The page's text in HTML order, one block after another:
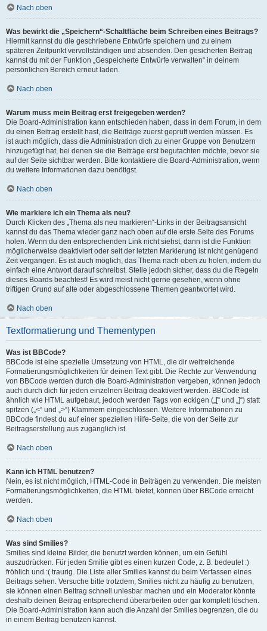
Nach oben
Was bewirkt die „Speichern“-Schaltfläche beim Schreiben eines Beitrags?
Hiermit kannst du die geschriebene Entwürfe speichern und zu einem
späteren Zeitpunkt vervollständigen und absenden. Den gesicherten Beitrag
kannst du mit der Funktion „Gespeicherte Entwürfe verwalten“ in deinem
persönlichen Bereich erneut laden.
Nach oben
Warum muss mein Beitrag erst freigegeben werden?
Die Board-Administration kann entschieden haben, dass in dem Forum, in dem
du einen Beitrag erstellt hast, die Beiträge zuerst geprüft werden müssen. Es
ist auch möglich, dass die Administration dich zu einer Gruppe von Benutzern
hinzugefügt hat, bei denen sie die Beiträge erst begutachten möchte, bevor sie
auf der Seite sichtbar werden. Bitte kontaktiere die Board-Administration, wenn
du weitere Informationen dazu benötigst.
Nach oben
Wie markiere ich ein Thema als neu?
Durch Klicken des „Thema als neu markieren“-Links in der Beitragsansicht
kannst du das Thema wieder ganz nach oben auf die erste Seite des Forums
holen. Wenn du den entsprechenden Link nicht siehst, dann ist die Funktion
möglicherweise deaktiviert oder seit der letzten Markierung ist nicht genügend
Zeit vergangen. Es ist auch möglich, das Thema nach oben zu holen, indem du
einfach eine Antwort darauf schreibst. Stelle jedoch sicher, dass du die Regeln
dieses Boards beachtest! Es wird meist nicht gerne gesehen, wenn ohne
triftigen Grund auf alte oder abgeschlossene Themen geantwortet wird.
Nach oben
Textformatierung und Thementypen
Was ist BBCode?
BBCode ist eine spezielle Umsetzung von HTML, die dir weitreichende
Formatierungsmöglichkeiten für deinen Text gibt. Die Rechte zur Verwendung
von BBCode werden durch die Board-Administration vergeben, können jedoch
auch durch dich für jeden einzelnen Beitrag deaktiviert werden. BBCode ist
ähnlich wie HTML aufgebaut, jedoch werden Tags von eckigen („[“ und „]“) statt
spitzen („<“ und „>“) Klammern eingeschlossen. Weitere Informationen zu
BBCode findest du auf einer speziellen Hilfe-Seite, die von der Seite zur
Beitragserstellung aus zugänglich ist.
Nach oben
Kann ich HTML benutzen?
Nein, es ist nicht möglich, HTML-Code in Beiträgen zu verwenden. Die meisten
Formatierungsmöglichkeiten, die HTML bietet, können über BBCode erreicht
werden.
Nach oben
Was sind Smilies?
Smilies sind kleine Bilder, die benutzt werden können, um ein Gefühl
auszudrücken. Für jeden Smilie gibt es einen kurzen Code, z. B. bedeutet :)
fröhlich und :( traurig. Die Liste aller Smilies kannst du beim Verfassen eines
Beitrags sehen. Versuche bitte trotzdem, Smilies nicht zu häufig zu benutzen,
sie können einen Beitrag schnell unlesbar machen und ein Moderator könnte
deshalb deinen Beitrag entsprechend überarbeiten oder gar komplett löschen.
Die Board-Administration kann auch die Anzahl der Smilies begrenzen, die du
in einem Beitrag benutzen kannst.